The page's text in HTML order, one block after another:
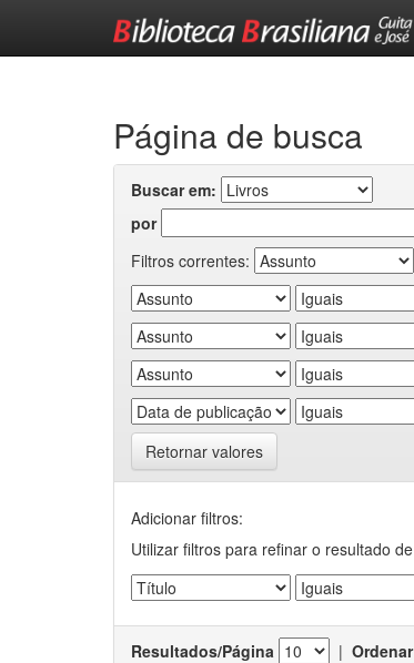
Página de busca
Buscar em:
por
Filtros correntes:
Retornar valores
Adicionar filtros:
Utilizar filtros para refinar o resultado
Resultados/Página |